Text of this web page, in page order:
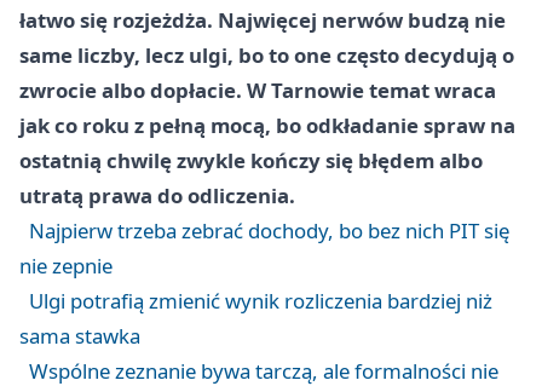
łatwo się rozjeżdża. Najwięcej nerwów budzą nie
same liczby, lecz ulgi, bo to one często decydują o
zwrocie albo dopłacie. W Tarnowie temat wraca
jak co roku z pełną mocą, bo odkładanie spraw na
ostatnią chwilę zwykle kończy się błędem albo
utratą prawa do odliczenia.
Najpierw trzeba zebrać dochody, bo bez nich PIT się
nie zepnie
Ulgi potrafią zmienić wynik rozliczenia bardziej niż
sama stawka
Wspólne zeznanie bywa tarczą, ale formalności nie